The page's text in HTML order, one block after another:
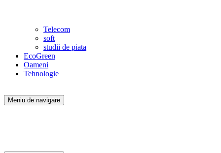
Telecom
soft
studii de piata
EcoGreen
Oameni
Tehnologie
Meniu de navigare